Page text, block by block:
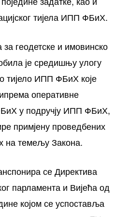
тијела ИПП ФБиХ.
геодетске и имовинско
је средишњу улогу
тијело ИПП ФБиХ које
оперативне
у подручју ИПП ФБиХ,
примјену проведбених
на темељу Закона.
се Директива
парламента и Вијећа од
којом се успоставља